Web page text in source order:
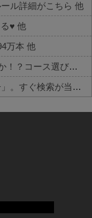
ル詳細がこちら 他
♥ 他
万本 他
【期待】アゲインガチャで200連到達なるか！？コース選びの行方 他
【教育】急増する「自分の頭で考えない子」。すぐ検索が当たり前に…スマホ時代の“親切すぎる教育”が奪った力 他